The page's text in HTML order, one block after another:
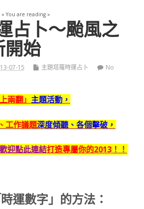
» You are reading »
占卜～颱風之
開始
07-15 主題塔羅時運占卜
No
兩翻」 主題活動，
工作議題深度傾聽、各個擊破，
歡迎點此連結打造專屬你的2013！！
運數字」的方法：